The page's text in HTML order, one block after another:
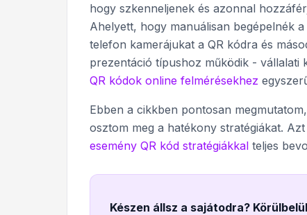
hogy szkenneljenek és azonnal
Ahelyett, hogy manuálisan begépelnék
telefon kamerájukat a QR kódra és
prezentáció típushoz működik - vállalati
QR kódok online felmérésekhez
Ebben a cikkben pontosan
osztom meg a hatékony stratégiákat.
esemény QR kód stratégiákkal teljes
Készen állsz a sajátodra?